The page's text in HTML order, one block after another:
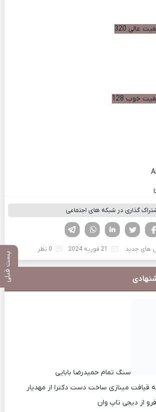
پست قبلی
عالی 320
خوب 128
گذاری در شبکه های اجتماعی
لینکدین تویتر
فیسوک
های جدید 21 فوریه 2024 0 نظر
سنگ تمام حمیدرضا بابایی
قیافت مینازی ساخت دست دکترا از مهدیار
از ديجی تاپ وان